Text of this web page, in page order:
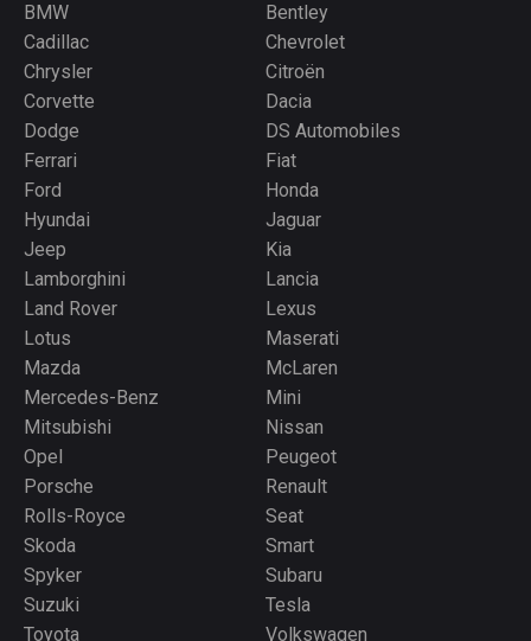
BMW
Bentley
Cadillac
Chevrolet
Chrysler
Citroën
Corvette
Dacia
Dodge
DS Automobiles
Ferrari
Fiat
Ford
Honda
Hyundai
Jaguar
Jeep
Kia
Lamborghini
Lancia
Land Rover
Lexus
Lotus
Maserati
Mazda
McLaren
Mercedes-Benz
Mini
Mitsubishi
Nissan
Opel
Peugeot
Porsche
Renault
Rolls-Royce
Seat
Skoda
Smart
Spyker
Subaru
Suzuki
Tesla
Toyota
Volkswagen